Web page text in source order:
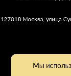
127018 Москва, улица
Мы